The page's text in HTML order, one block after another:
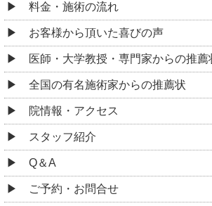
料金・施術の流れ
お客様から頂いた喜びの声
医師・大学教授・専門家からの推薦
全国の有名施術家からの推薦状
院情報・アクセス
スタッフ紹介
Q＆A
ご予約・お問合せ